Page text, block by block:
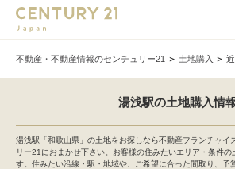
不動産・不動産情報のセンチュリー21 土地購入
湯浅駅の土地購入情
湯浅駅「和歌山県」の土地をお探しなら不動産フランチャイ
リー21におまかせ下さい。お客様の住みたいエリア・条件の
す。住みたい沿線・駅・地域や、ご希望に合った間取り、予